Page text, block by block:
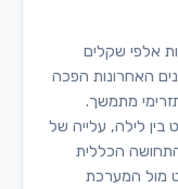
אלפי שקלים
האחרונות הפכה
מתמשך.
לילה, עלייה של
הכללית
מול המערכת